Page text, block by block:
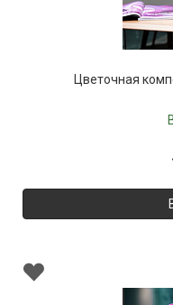
Цветочная